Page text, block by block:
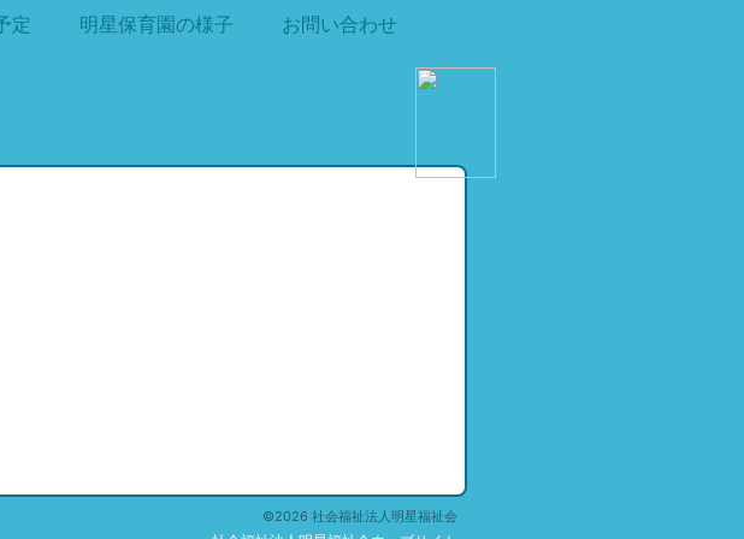
定 明星保育園の様子 お問い合わせ
©2026 社会福祉法人明星福祉会